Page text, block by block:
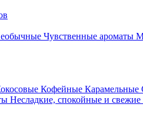
Чувственные ароматы
Кофейные Карамельные
Несладкие, спокойные и